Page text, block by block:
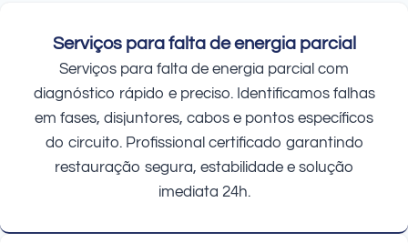
Serviços para falta de energia parcial
Serviços para falta de energia parcial com
diagnóstico rápido e preciso. Identificamos falhas
em fases, disjuntores, cabos e pontos específicos
do circuito. Profissional certificado garantindo
restauração segura, estabilidade e solução
imediata 24h.